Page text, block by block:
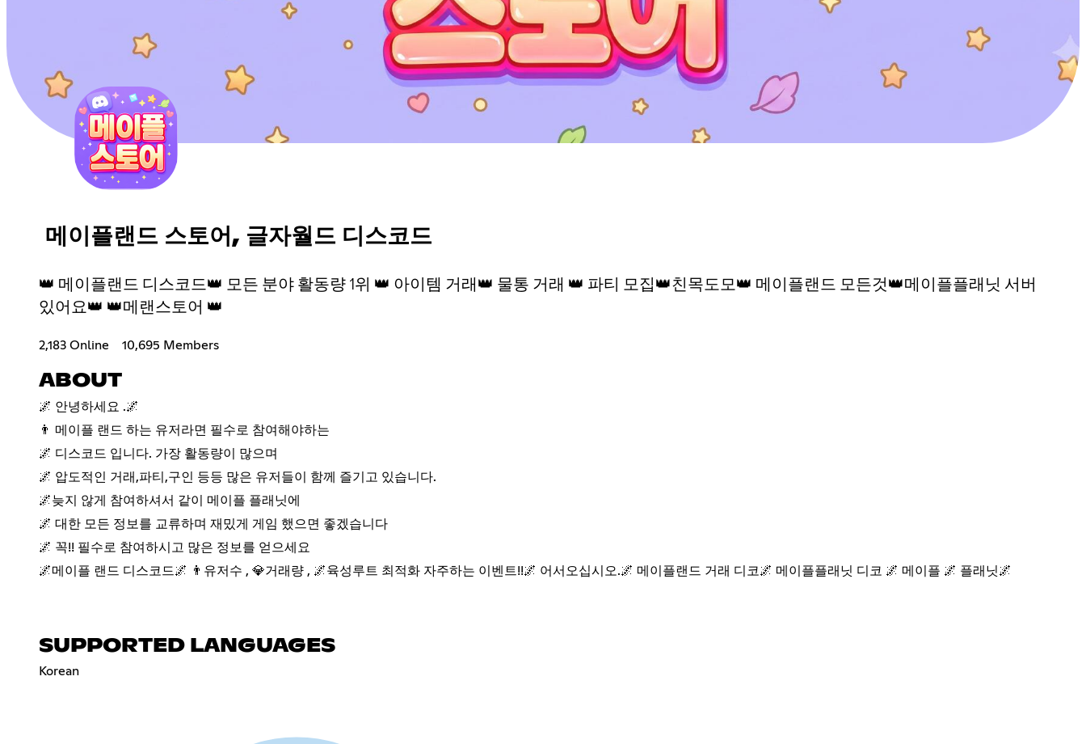
메이플랜드 스토어, 글자월드 디스코드
👑 메이플랜드 디스코드👑 모든 분야 활동량 1위 👑 아이템 거래👑 물통 거래 👑 파티 모집👑친목도모👑 메이플랜드 모든것👑메이플플래닛 서버
있어요👑 👑메랜스토어 👑
2,183 Online 10,695 Members
ABOUT
🌌 안녕하세요 .🌌
👨 메이플 랜드 하는 유저라면 필수로 참여해야하는
🌌 디스코드 입니다. 가장 활동량이 많으며
🌌 압도적인 거래,파티,구인 등등 많은 유저들이 함께 즐기고 있습니다.
🌌늦지 않게 참여하셔서 같이 메이플 플래닛에
🌌 대한 모든 정보를 교류하며 재밌게 게임 했으면 좋겠습니다
🌌 꼭!! 필수로 참여하시고 많은 정보를 얻으세요
🌌메이플 랜드 디스코드🌌 👨유저수 , 💎거래량 , 🌌육성루트 최적화 자주하는 이벤트!!🌌 어서오십시오.🌌 메이플랜드 거래 디코🌌 메이플플래닛 디코 🌌 메이플 🌌 플래닛🌌
SUPPORTED LANGUAGES
Korean